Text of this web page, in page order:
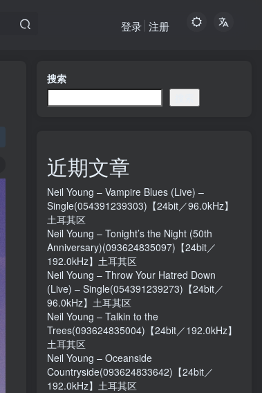
登录 注册
搜索
近期文章
Neil Young – Vampire Blues (Live) –
Single(054391239303)【24bit／96.0kHz】
土耳其区
Neil Young – Tonight’s the Night (50th
Anniversary)(093624835097)【24bit／
192.0kHz】土耳其区
Neil Young – Throw Your Hatred Down
(Live) – Single(054391239273)【24bit／
96.0kHz】土耳其区
Neil Young – Talkin to the
Trees(093624835004)【24bit／192.0kHz】
土耳其区
Neil Young – Oceanside
Countryside(093624833642)【24bit／
192.0kHz】土耳其区